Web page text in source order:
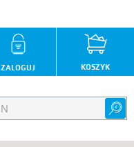
ZALOGUJ KOSZYK